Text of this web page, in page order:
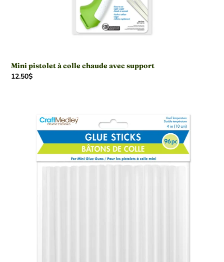
Mini pistolet à colle chaude avec support
Prix
12.50$